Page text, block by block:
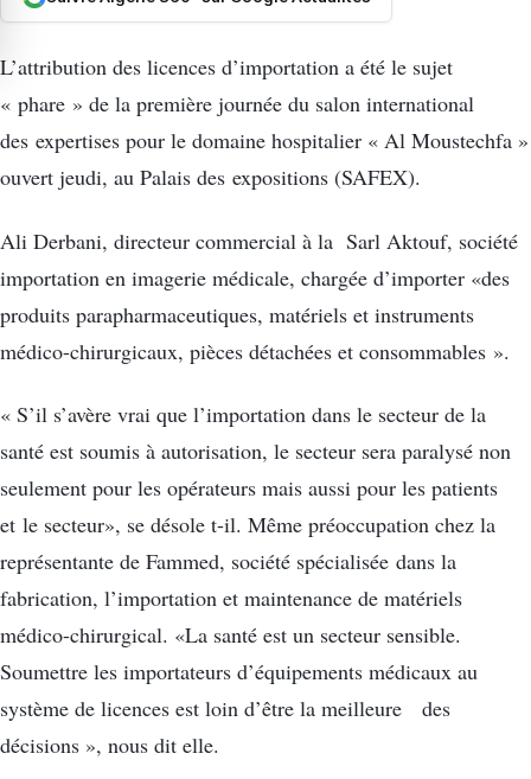
L’attribution des licences d’importation a été le sujet
« phare » de la première journée du salon international
des expertises pour le domaine hospitalier « Al Moustechfa »
ouvert jeudi, au Palais des expositions (SAFEX).
Ali Derbani, directeur commercial à la Sarl Aktouf, société
importation en imagerie médicale, chargée d’importer «des
produits parapharmaceutiques, matériels et instruments
médico-chirurgicaux, pièces détachées et consommables ».
« S’il s’avère vrai que l’importation dans le secteur de la
santé est soumis à autorisation, le secteur sera paralysé non
seulement pour les opérateurs mais aussi pour les patients
et le secteur», se désole t-il. Même préoccupation chez la
représentante de Fammed, société spécialisée dans la
fabrication, l’importation et maintenance de matériels
médico-chirurgical. «La santé est un secteur sensible.
Soumettre les importateurs d’équipements médicaux au
système de licences est loin d’être la meilleure des
décisions », nous dit elle.